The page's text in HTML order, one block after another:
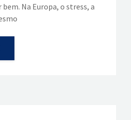
Na Europa, o stress, a